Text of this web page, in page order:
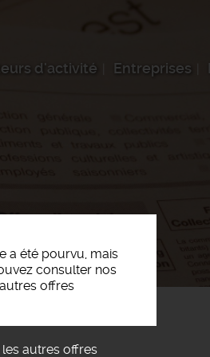
d'activité Entreprises
a été pourvu, mais
consulter nos
autres offres
les autres offres